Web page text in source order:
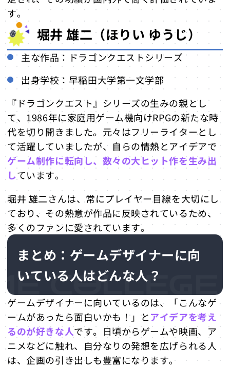
す。
堀井 雄二（ほりい ゆうじ）
主な作品：ドラゴンクエストシリーズ
出身学校：早稲田大学第一文学部
『ドラゴンクエスト』シリーズの生みの親とし
て、1986年に家庭用ゲーム機向けRPGの新たな時
代を切り開きました。元々はフリーライターとし
て活躍していましたが、自らの情熱とアイデアで
ゲーム制作に転向し、数々の大ヒット作を生み出
しています。
堀井 雄二さんは、常にプレイヤー目線を大切にし
ており、その熱意が作品に反映されているため、
多くのファンに愛されています。
まとめ：ゲームデザイナーに向
いている人はどんな人？
ゲームデザイナーに向いているのは、「こんなゲ
ームがあったら面白いかも！」とアイデアを考え
るのが好きな人です。日頃からゲームや映画、ア
ニメなどに触れ、自分なりの発想を広げられる人
は、企画の引き出しも豊富になります。